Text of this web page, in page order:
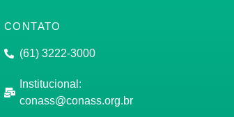
CONTATO
(61) 3222-3000
Institucional:
conass@conass.org.br